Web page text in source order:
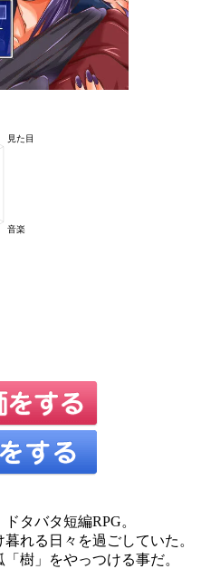
タバタ短編RPG。
れる日々を過ごしていた。
樹」をやっつける事だ。